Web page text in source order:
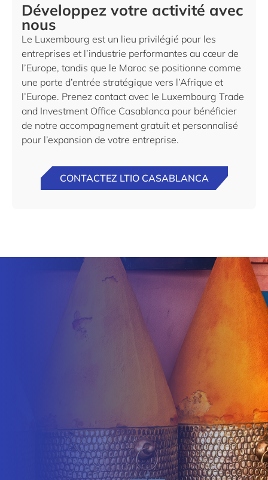
Développez votre activité avec
nous
Le Luxembourg est un lieu privilégié pour les
entreprises et l’industrie performantes au cœur de
l’Europe, tandis que le Maroc se positionne comme
une porte d’entrée stratégique vers l’Afrique et
l’Europe. Prenez contact avec le Luxembourg Trade
and Investment Office Casablanca pour bénéficier
de notre accompagnement gratuit et personnalisé
pour l’expansion de votre entreprise.
CONTACTEZ LTIO CASABLANCA